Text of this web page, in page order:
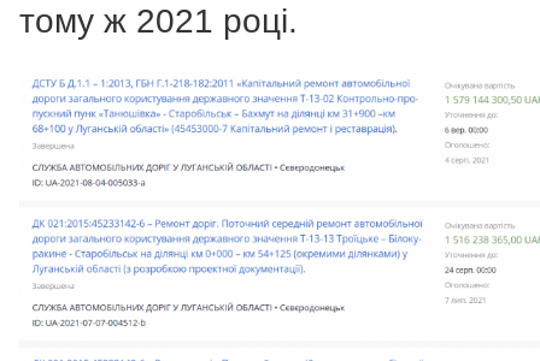
тому ж 2021 році.